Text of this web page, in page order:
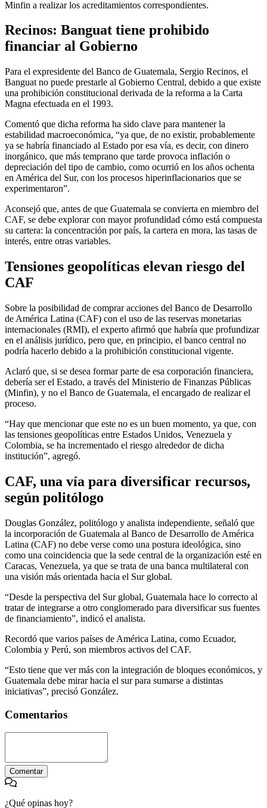
Minfin a realizar los acreditamientos correspondientes.
Recinos: Banguat tiene prohibido
financiar al Gobierno
Para el expresidente del Banco de Guatemala, Sergio Recinos, el
Banguat no puede prestarle al Gobierno Central, debido a que existe
una prohibición constitucional derivada de la reforma a la Carta
Magna efectuada en el 1993.
Comentó que dicha reforma ha sido clave para mantener la
estabilidad macroeconómica, “ya que, de no existir, probablemente
ya se habría financiado al Estado por esa vía, es decir, con dinero
inorgánico, que más temprano que tarde provoca inflación o
depreciación del tipo de cambio, como ocurrió en los años ochenta
en América del Sur, con los procesos hiperinflacionarios que se
experimentaron”.
Aconsejó que, antes de que Guatemala se convierta en miembro del
CAF, se debe explorar con mayor profundidad cómo está compuesta
su cartera: la concentración por país, la cartera en mora, las tasas de
interés, entre otras variables.
Tensiones geopolíticas elevan riesgo del
CAF
Sobre la posibilidad de comprar acciones del Banco de Desarrollo
de América Latina (CAF) con el uso de las reservas monetarias
internacionales (RMI), el experto afirmó que habría que profundizar
en el análisis jurídico, pero que, en principio, el banco central no
podría hacerlo debido a la prohibición constitucional vigente.
Aclaró que, si se desea formar parte de esa corporación financiera,
debería ser el Estado, a través del Ministerio de Finanzas Públicas
(Minfin), y no el Banco de Guatemala, el encargado de realizar el
proceso.
“Hay que mencionar que este no es un buen momento, ya que, con
las tensiones geopolíticas entre Estados Unidos, Venezuela y
Colombia, se ha incrementado el riesgo alrededor de dicha
institución”, agregó.
CAF, una vía para diversificar recursos,
según politólogo
Douglas González, politólogo y analista independiente, señaló que
la incorporación de Guatemala al Banco de Desarrollo de América
Latina (CAF) no debe verse como una postura ideológica, sino
como una coincidencia que la sede central de la organización esté en
Caracas, Venezuela, ya que se trata de una banca multilateral con
una visión más orientada hacia el Sur global.
“Desde la perspectiva del Sur global, Guatemala hace lo correcto al
tratar de integrarse a otro conglomerado para diversificar sus fuentes
de financiamiento”, indicó el analista.
Recordó que varios países de América Latina, como Ecuador,
Colombia y Perú, son miembros activos del CAF.
“Esto tiene que ver más con la integración de bloques económicos, y
Guatemala debe mirar hacia el sur para sumarse a distintas
iniciativas”, precisó González.
Comentarios
Comentar
¿Qué opinas hoy?